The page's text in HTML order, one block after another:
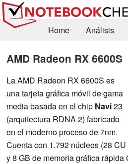
Home Análisis
Contacto
AMD Radeon RX 6600S
La AMD Radeon RX 6600S es
una tarjeta gráfica móvil de gama
media basada en el chip Navi23
(arquitectura RDNA 2) fabricado
en el moderno proceso de 7nm.
Cuenta con 1.792 núcleos (28
y 8 GB de memoria gráfica